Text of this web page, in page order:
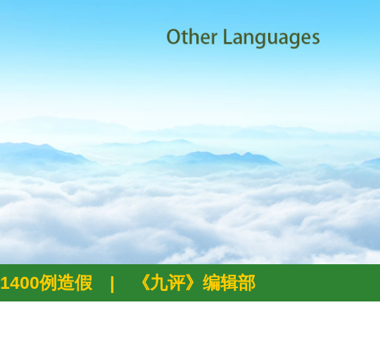
1400例造假 | 《九评》编辑部